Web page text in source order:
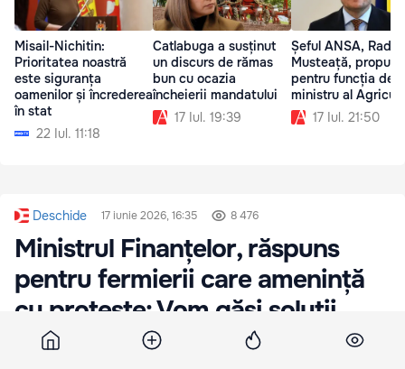
Misail-Nichitin:
Prioritatea noastră
este siguranța
oamenilor și încrederea
în stat
22 Iul. 11:18
Catlabuga a susținut
un discurs de rămas
bun cu ocazia
încheierii mandatului
17 Iul. 19:39
Șeful ANSA, Radu
Musteață, propus
pentru funcția de
ministru al
17 Iul. 21:50
Deschide 17 iunie 2026, 16:35 8 476
Ministrul Finanțelor, răspuns
pentru fermierii care amenință
cu proteste: Vom găsi soluții
țintite